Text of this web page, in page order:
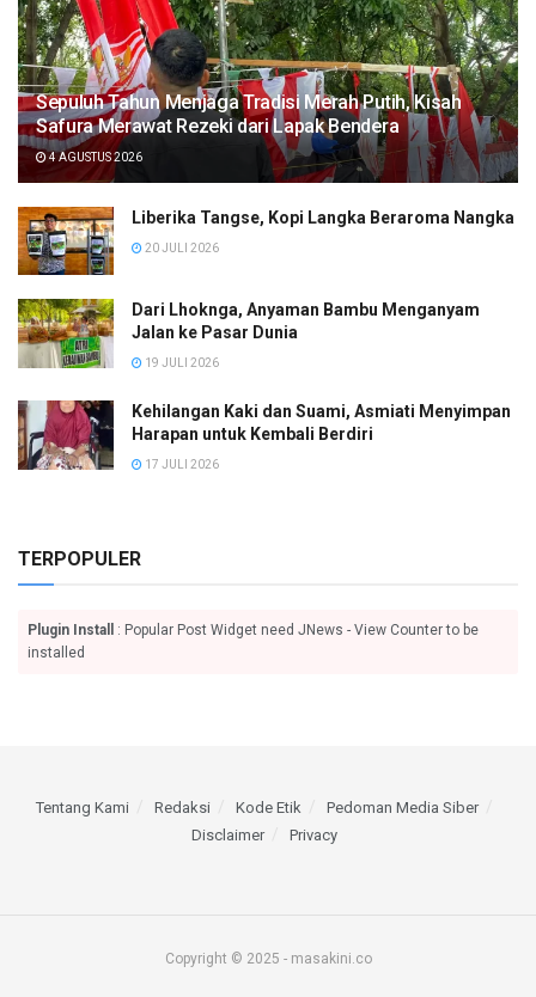
Sepuluh Tahun Menjaga Tradisi Merah Putih, Kisah
Safura Merawat Rezeki dari Lapak Bendera
4 AGUSTUS 2026
Liberika Tangse, Kopi Langka Beraroma Nangka
20 JULI 2026
Dari Lhoknga, Anyaman Bambu Menganyam
Jalan ke Pasar Dunia
19 JULI 2026
Kehilangan Kaki dan Suami, Asmiati Menyimpan
Harapan untuk Kembali Berdiri
17 JULI 2026
TERPOPULER
Plugin Install
: Popular Post Widget need JNews - View Counter to be
installed
Tentang Kami Redaksi Kode Etik
Pedoman Media Siber
Disclaimer
Privacy
Copyright © 2025 - masakini.co